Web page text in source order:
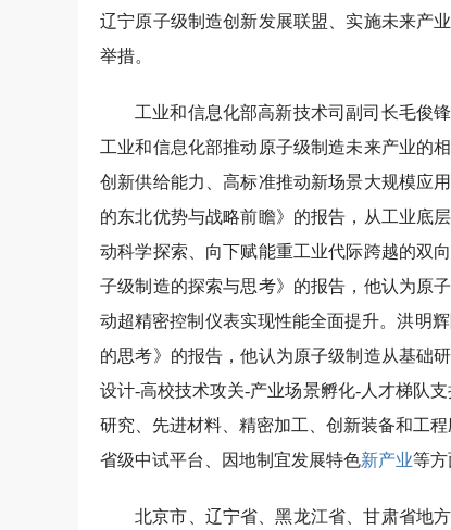
辽宁原子级制造创新发展联盟、实施未来产
举措。
工业和信息化部高新技术司副司长毛俊
工业和信息化部推动原子级制造未来产业的
创新供给能力、高标准推动新场景大规模应
的东北优势与战略前瞻》的报告，从工业底
动科学探索、向下赋能重工业代际跨越的双
子级制造的探索与思考》的报告，他认为原
动超精密控制仪表实现性能全面提升。洪明
的思考》的报告，他认为原子级制造从基础
设计-高校技术攻关-产业场景孵化-人才梯队
研究、先进材料、精密加工、创新装备和工
省级中试平台、因地制宜发展特色新产业等方
北京市、辽宁省、黑龙江省、甘肃省地